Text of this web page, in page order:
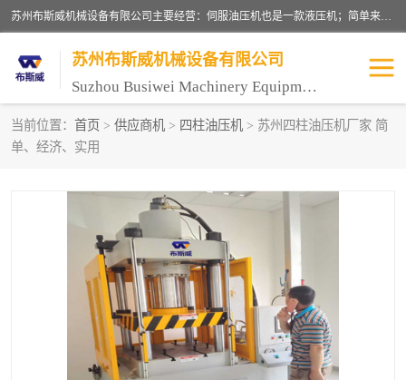
苏州布斯威机械设备有限公司主要经营：伺服油压机也是一款液压机；简单来说，传统的油压机，选用的是普通电机，普通电机容易发热，容易烧坏。伺服油压机采用先进的伺服电机，一般选用汇川 、日本大金、台达等品牌。伺服电机配套伺服泵还有伺服驱动器等部件，这样机器的电机过热，能耗的控制、机器工作的噪音都得到了完美的解决。
苏州布斯威机械设备有限公司
Suzhou Busiwei Machinery Equipment Co., Ltd.
当前位置： 首页 > 供应商机 > 四柱油压机 > 苏州四柱油压机厂家 简
单、经济、实用
单柱油压机-C型油压机
数控油压机-伺服油压机 伺服压力机-电子压力机
气压机-气动压床 精密伺服压力机
伺服压力机